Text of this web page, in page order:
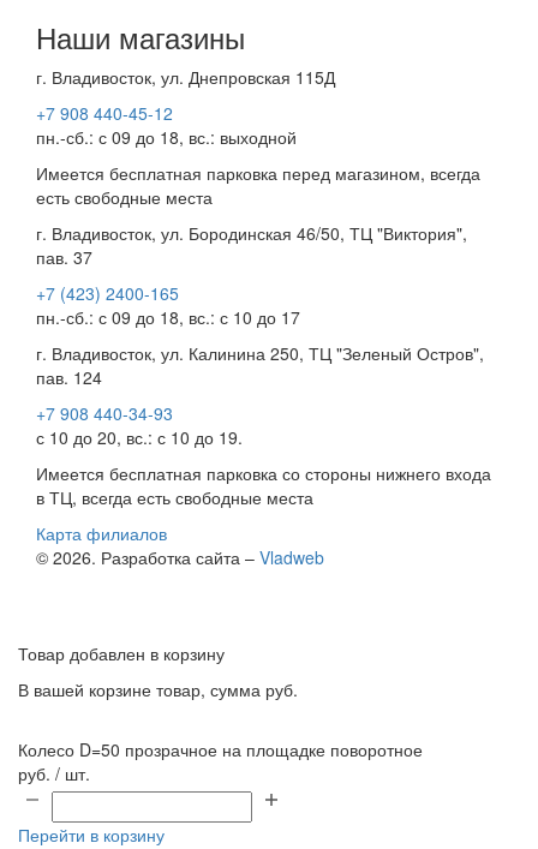
Наши магазины
г. Владивосток, ул. Днепровская 115Д
+7 908 440-45-12
пн.-сб.: с 09 до 18, вс.: выходной
Имеется бесплатная парковка перед магазином, всегда
есть свободные места
г. Владивосток, ул. Бородинская 46/50, ТЦ "Виктория",
пав. 37
+7 (423) 2400-165
пн.-сб.: с 09 до 18, вс.: с 10 до 17
г. Владивосток, ул. Калинина 250, ТЦ "Зеленый Остров",
пав. 124
+7 908 440-34-93
с 10 до 20, вс.: с 10 до 19.
Имеется бесплатная парковка со стороны нижнего входа
в ТЦ, всегда есть свободные места
Карта филиалов
© 2026. Разработка сайта – Vladweb
Товар добавлен в корзину
В вашей корзине товар, сумма руб.
Колесо D=50 прозрачное на площадке поворотное
руб. / шт.
Перейти в корзину